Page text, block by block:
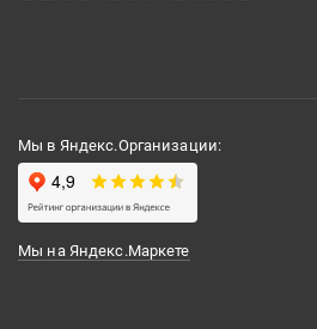
Мы в Яндекс.Организации:
Мы на Яндекс.Маркете